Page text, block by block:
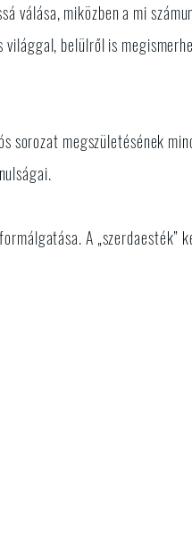
válása, miközben a mi
belülről is
megszületésének
A „szerdaesték”